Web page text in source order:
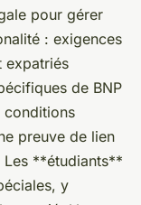
pour gérer
: exigences
expatriés
de BNP
conditions
preuve de lien
Les **étudiants**
y